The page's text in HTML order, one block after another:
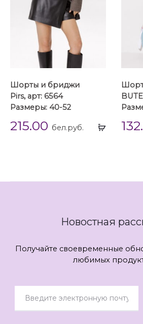
Выбрать
Шорты и бриджи
Pirs, арт: 6564
Размеры: 40-52
215.00 бел.руб.
Новостная
Получайте своевременные
любимых